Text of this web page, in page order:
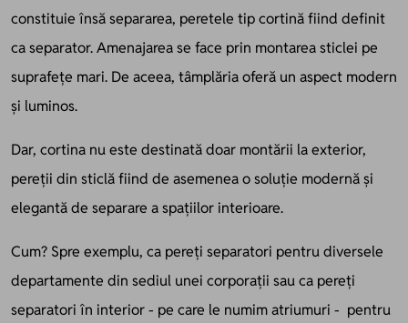
constituie însă separarea, peretele tip cortină fiind definit
ca separator. Amenajarea se face prin montarea sticlei pe
suprafețe mari. De aceea, tâmplăria oferă un aspect modern
și luminos.
Dar, cortina nu este destinată doar montării la exterior,
pereții din sticlă fiind de asemenea o soluție modernă și
elegantă de separare a spațiilor interioare.
Cum? Spre exemplu, ca pereți separatori pentru diversele
departamente din sediul unei corporații sau ca pereți
separatori în interior - pe care le numim atriumuri - pentru